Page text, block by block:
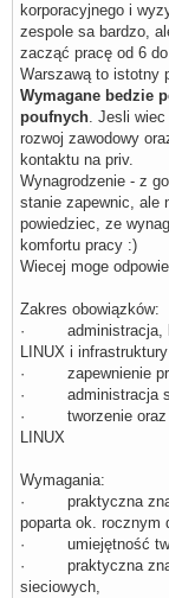
korporacyjnego i
zespole sa bardzo,
zacząć pracę od 6
Warszawą to istotny
Wymagane bedzie
poufnych. Jesli
rozwoj zawodowy
kontaktu na priv.
Wynagrodzenie - z
stanie zapewnic, ale
powiedziec, ze
komfortu pracy :)
Wiecej moge
Zakres obowiązków:
· administracja,
LINUX i
· zapewnienie
· administracja
· tworzenie oraz
LINUX
Wymagania:
· praktyczna
poparta ok. rocznym
· umiejętność
· praktyczna
sieciowych,